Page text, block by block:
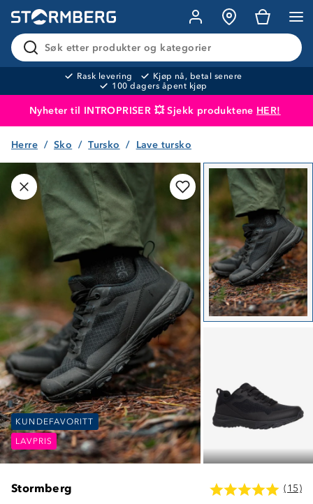
Søk etter produkter og kategorier
Rask levering
Kjøp nå, betal senere
100 dagers åpent kjøp
Nyheter til INTROPRISER 💥 Sjekk produktene HER!
Produktet er lagt i handlekurven
Herre Sko Tursko Lave tursko
KUNDEFAVORITT
LAVPRIS
KUNDEFAVORITT
KUNDEFAVORITT
LAVPRIS
Stormberg (15)